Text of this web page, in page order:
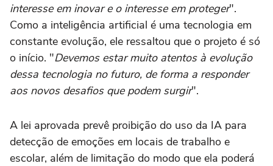
interesse em inovar e o interesse em proteger".
Como a inteligência artificial é uma tecnologia em
constante evolução, ele ressaltou que o projeto é só
o início. "Devemos estar muito atentos à evolução
dessa tecnologia no futuro, de forma a responder
aos novos desafios que podem surgir".
A lei aprovada prevê proibição do uso da IA para
detecção de emoções em locais de trabalho e
escolar, além de limitação do modo que ela poderá